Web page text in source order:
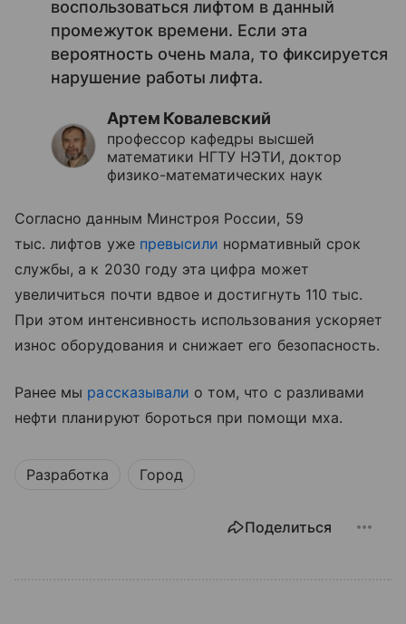
воспользоваться лифтом в данный
промежуток времени. Если эта
вероятность очень мала, то фиксируется
нарушение работы лифт​​​​а.
Артем Ковалевский
профессор кафедры высшей
математики НГТУ НЭТИ, доктор
физико-математических наук
Согласно данным Минстроя России, 59
тыс. лифтов уже превысили нормативный срок
службы, а к 2030 году эта цифра может
увеличиться почти вдвое и достигнуть 110 тыс.
При этом интенсивность использования ускоряет
износ оборудования и снижает его безопасность.
Ранее мы рассказывали о том, что с разливами
нефти планируют бороться при помощи мха.
Разработка Город
Поделиться